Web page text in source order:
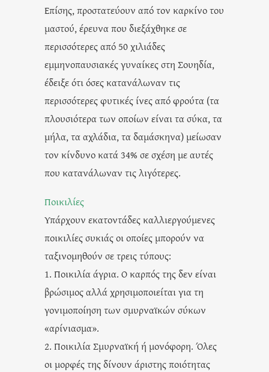
Επίσης, προστατεύουν από τον καρκίνο του
μαστού, έρευνα που διεξάχθηκε σε
περισσότερες από 50 χιλιάδες
εμμηνοπαυσιακές γυναίκες στη Σουηδία,
έδειξε ότι όσες κατανάλωναν τις
περισσότερες φυτικές ίνες από φρούτα (τα
πλουσιότερα των οποίων είναι τα σύκα, τα
μήλα, τα αχλάδια, τα δαμάσκηνα) μείωσαν
τον κίνδυνο κατά 34% σε σχέση με αυτές
που κατανάλωναν τις λιγότερες.
Ποικιλίες
Υπάρχουν εκατοντάδες καλλιεργούμενες
ποικιλίες συκιάς οι οποίες μπορούν να
ταξινομηθούν σε τρεις τύπους:
1. Ποικιλία άγρια. Ο καρπός της δεν είναι
βρώσιμος αλλά χρησιμοποιείται για τη
γονιμοποίηση των σμυρναϊκών σύκων
«αρίνιασμα».
2. Ποικιλία Σμυρναϊκή ή μονόφορη. Όλες
οι μορφές της δίνουν άριστης ποιότητας